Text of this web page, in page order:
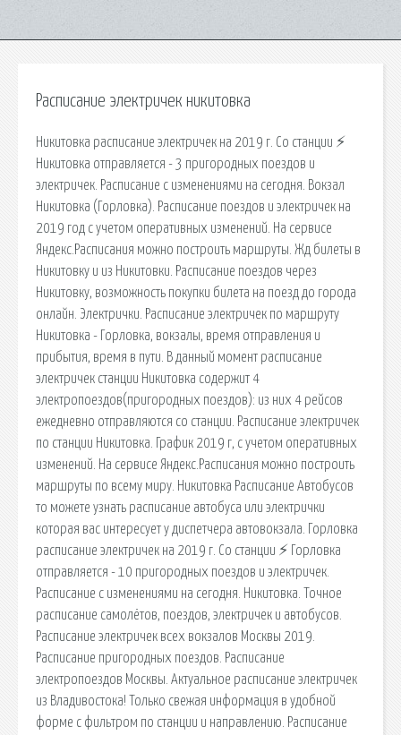
Расписание электричек никитовка
Никитовка расписание электричек на 2019 г. Со станции ⚡
Никитовка отправляется - 3 пригородных поездов и
электричек. Расписание с изменениями на сегодня. Вокзал
Никитовка (Горловка). Расписание поездов и электричек на
2019 год с учетом оперативных изменений. На сервисе
Яндекс.Расписания можно построить маршруты. Жд билеты в
Никитовку и из Никитовки. Расписание поездов через
Никитовку, возможность покупки билета на поезд до города
онлайн. Электрички. Расписание электричек по маршруту
Никитовка - Горловка, вокзалы, время отправления и
прибытия, время в пути. В данный момент расписание
электричек станции Никитовка содержит 4
электропоездов(пригородных поездов): из них 4 рейсов
ежедневно отправляются со станции. Расписание электричек
по станции Никитовка. График 2019 г, с учетом оперативных
изменений. На сервисе Яндекс.Расписания можно построить
маршруты по всему миру. Никитовка Расписание Автобусов
то можете узнать расписание автобуса или электрички
которая вас интересует у диспетчера автовокзала. Горловка
расписание электричек на 2019 г. Со станции ⚡ Горловка
отправляется - 10 пригородных поездов и электричек.
Расписание с изменениями на сегодня. Никитовка. Точное
расписание самолётов, поездов, электричек и автобусов.
Расписание электричек всех вокзалов Москвы 2019.
Расписание пригородных поездов. Расписание
электропоездов Москвы. Актуальное расписание электричек
из Владивостока! Только свежая информация в удобной
форме с фильтром по станции и направлению. Расписание